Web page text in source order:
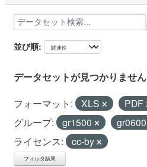
並び順
データセットが見つかりません
フォーマット: XLS
PDF
グループ:
gr1500
gr0600
ライセンス:
cc-by
フィルタ結果